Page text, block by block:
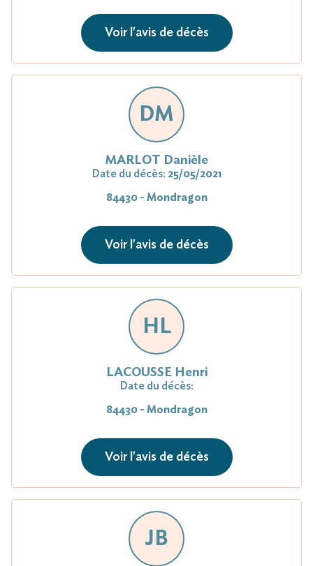
Voir l'avis de décès
DM
MARLOT Danièle
Date du décès: 25/05/2021
84430 - Mondragon
Voir l'avis de décès
HL
LACOUSSE Henri
Date du décès:
84430 - Mondragon
Voir l'avis de décès
JB